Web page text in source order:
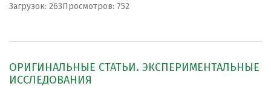
Загрузок: 263Просмотров: 752
ОРИГИНАЛЬНЫЕ СТАТЬИ. ЭКСПЕРИМЕНТАЛЬНЫЕ
ИССЛЕДОВАНИЯ